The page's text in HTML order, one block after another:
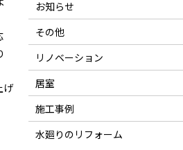
げ
お知らせ
その他
リノベーション
居室
施工事例
水廻りのリフォーム